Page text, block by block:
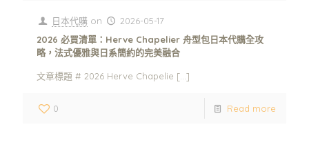
日本代購 on
2026-05-17
2026 必買清單：Herve Chapelier 舟型包日本代購全攻
略，法式優雅與日系簡約的完美融合
文章標題 # 2026 Herve Chapelie […]
0 Read more